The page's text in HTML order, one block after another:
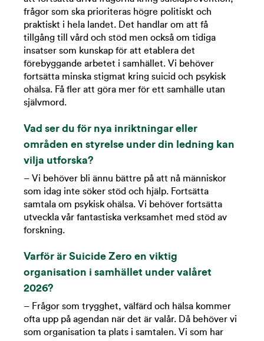
frågor som ska prioriteras högre politiskt och
praktiskt i hela landet. Det handlar om att få
tillgång till vård och stöd men också om tidiga
insatser som kunskap för att etablera det
förebyggande arbetet i samhället. Vi behöver
fortsätta minska stigmat kring suicid och psykisk
ohälsa. Få fler att göra mer för ett samhälle utan
självmord.
Vad ser du för nya inriktningar eller
områden en styrelse under din ledning kan
vilja utforska?
– Vi behöver bli ännu bättre på att nå människor
som idag inte söker stöd och hjälp. Fortsätta
samtala om psykisk ohälsa. Vi behöver fortsätta
utveckla vår fantastiska verksamhet med stöd av
forskning.
Varför är Suicide Zero en viktig
organisation i samhället under valåret
2026?
– Frågor som trygghet, välfärd och hälsa kommer
ofta upp på agendan när det är valår. Då behöver vi
som organisation ta plats i samtalen. Vi som har